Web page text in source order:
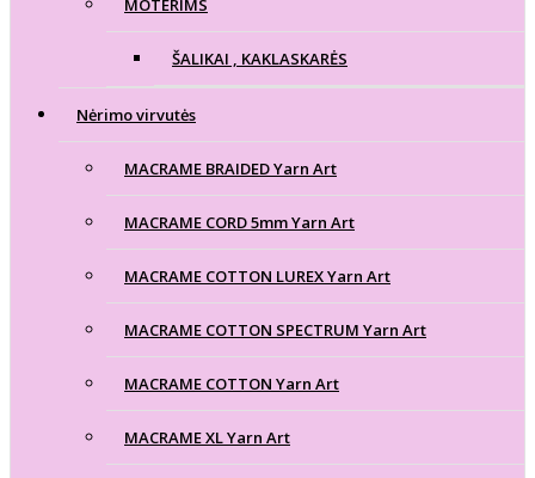
MOTERIMS
ŠALIKAI , KAKLASKARĖS
Nėrimo virvutės
MACRAME BRAIDED Yarn Art
MACRAME CORD 5mm Yarn Art
MACRAME COTTON LUREX Yarn Art
MACRAME COTTON SPECTRUM Yarn Art
MACRAME COTTON Yarn Art
MACRAME XL Yarn Art